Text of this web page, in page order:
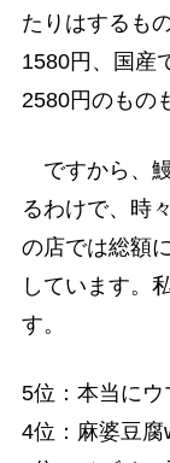
たりはするも
1580円、国産
2580円のもの
ですから、
るわけで、時
の店では総額
しています。
す。
5位：本当に
4位：麻婆豆腐